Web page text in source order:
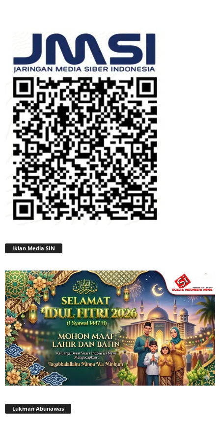
Iklan Media SIN
Lukman Abunawas